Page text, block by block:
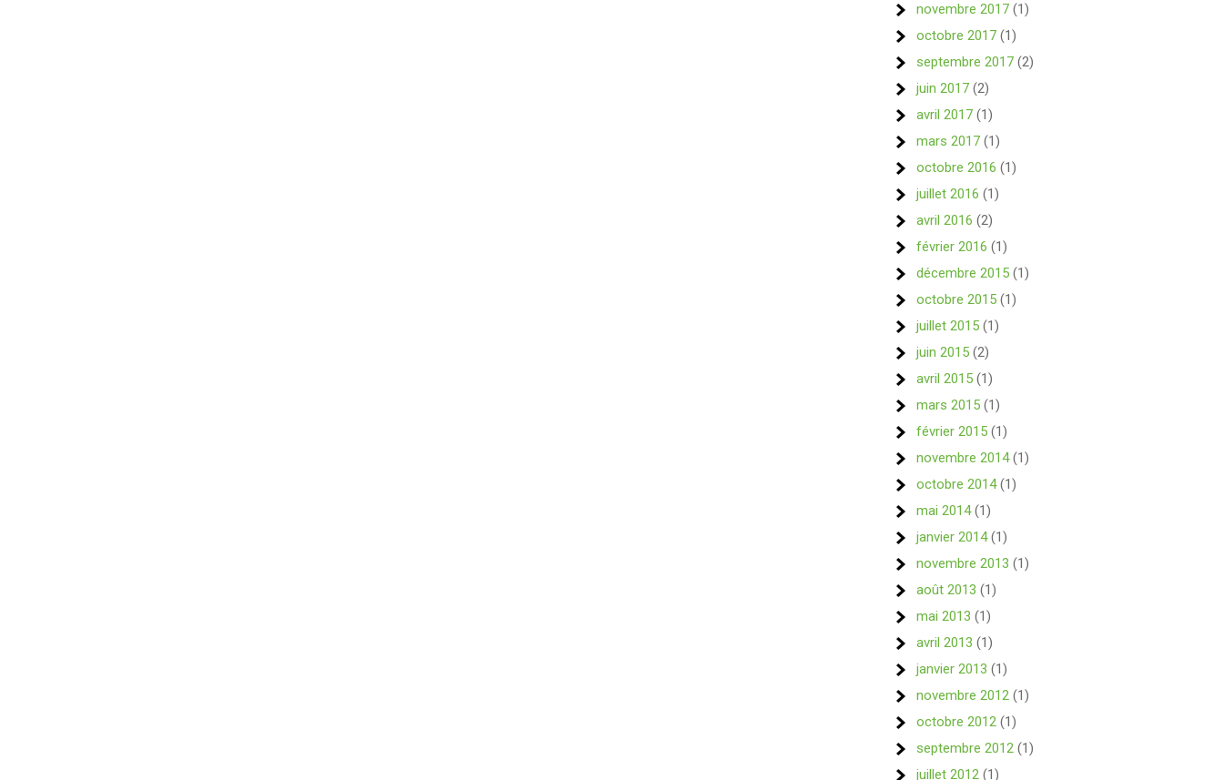
novembre 2017 (1)
octobre 2017 (1)
septembre 2017 (2)
juin 2017 (2)
avril 2017 (1)
mars 2017 (1)
octobre 2016 (1)
juillet 2016 (1)
avril 2016 (2)
février 2016 (1)
décembre 2015 (1)
octobre 2015 (1)
juillet 2015 (1)
juin 2015 (2)
avril 2015 (1)
mars 2015 (1)
février 2015 (1)
novembre 2014(1)
octobre 2014(1)
mai 2014(1)
janvier 2014(1)
novembre 2013 (1)
août 2013 (1)
mai 2013 (1)
avril 2013 (1)
janvier 2013 (1)
novembre 2012 (1)
octobre 2012 (1)
septembre 2012 (1)
juillet 2012 (1)